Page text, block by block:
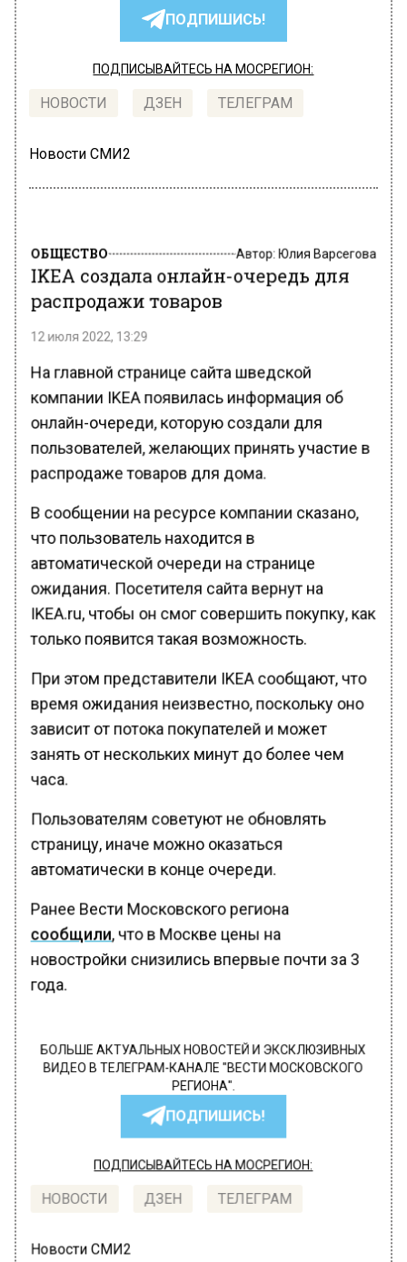
ПОДПИШИСЬ!
ПОДПИСЫВАЙТЕСЬ НА МОСРЕГИОН:
НОВОСТИ ДЗЕН ТЕЛЕГРАМ
Новости СМИ2
ОБЩЕСТВО Автор:Юлия Варсегова
IKEA создала онлайн-очередь для
распродажи товаров
12 июля 2022, 13:29
На главной странице сайта шведской
компании IKEA появилась информация об
онлайн-очереди, которую создали для
пользователей, желающих принять участие в
распродаже товаров для дома.
В сообщении на ресурсе компании сказано,
что пользователь находится в
автоматической очереди на странице
ожидания. Посетителя сайта вернут на
IKEA.ru, чтобы он смог совершить покупку, как
только появится такая возможность.
При этом представители IKEA сообщают, что
время ожидания неизвестно, поскольку оно
зависит от потока покупателей и может
занять от нескольких минут до более чем
часа.
Пользователям советуют не обновлять
страницу, иначе можно оказаться
автоматически в конце очереди.
Ранее Вести Московского региона
сообщили, что в Москве цены на
новостройки снизились впервые почти за 3
года.
БОЛЬШЕ АКТУАЛЬНЫХ НОВОСТЕЙ И ЭКСКЛЮЗИВНЫХ
ВИДЕО В ТЕЛЕГРАМ-КАНАЛЕ "ВЕСТИ МОСКОВСКОГО
РЕГИОНА".
ПОДПИШИСЬ!
ПОДПИСЫВАЙТЕСЬ НА МОСРЕГИОН:
НОВОСТИ ДЗЕН ТЕЛЕГРАМ
Новости СМИ2